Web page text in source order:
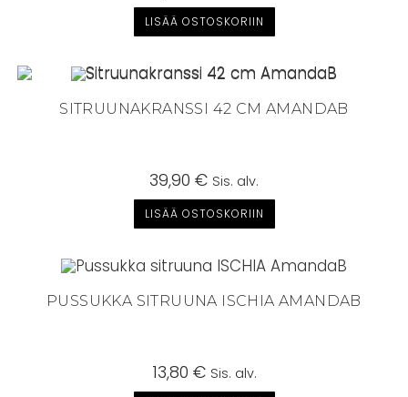
LISÄÄ OSTOSKORIIN
SITRUUNAKRANSSI 42 CM AMANDAB
39,90 € Sis. alv.
LISÄÄ OSTOSKORIIN
PUSSUKKA SITRUUNA ISCHIA AMANDAB
13,80 € Sis. alv.